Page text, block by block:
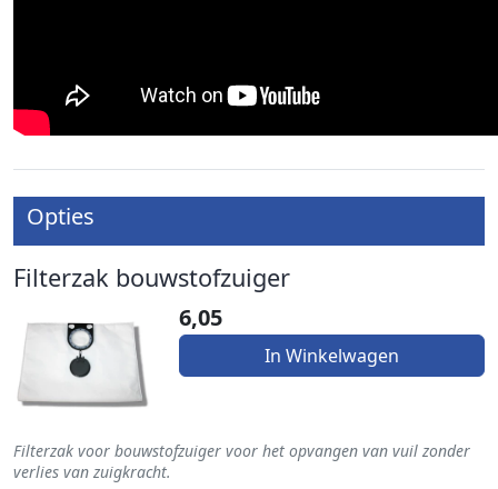
Opties
Filterzak bouwstofzuiger
6,05
In Winkelwagen
Filterzak voor bouwstofzuiger voor het opvangen van vuil zonder
verlies van zuigkracht.